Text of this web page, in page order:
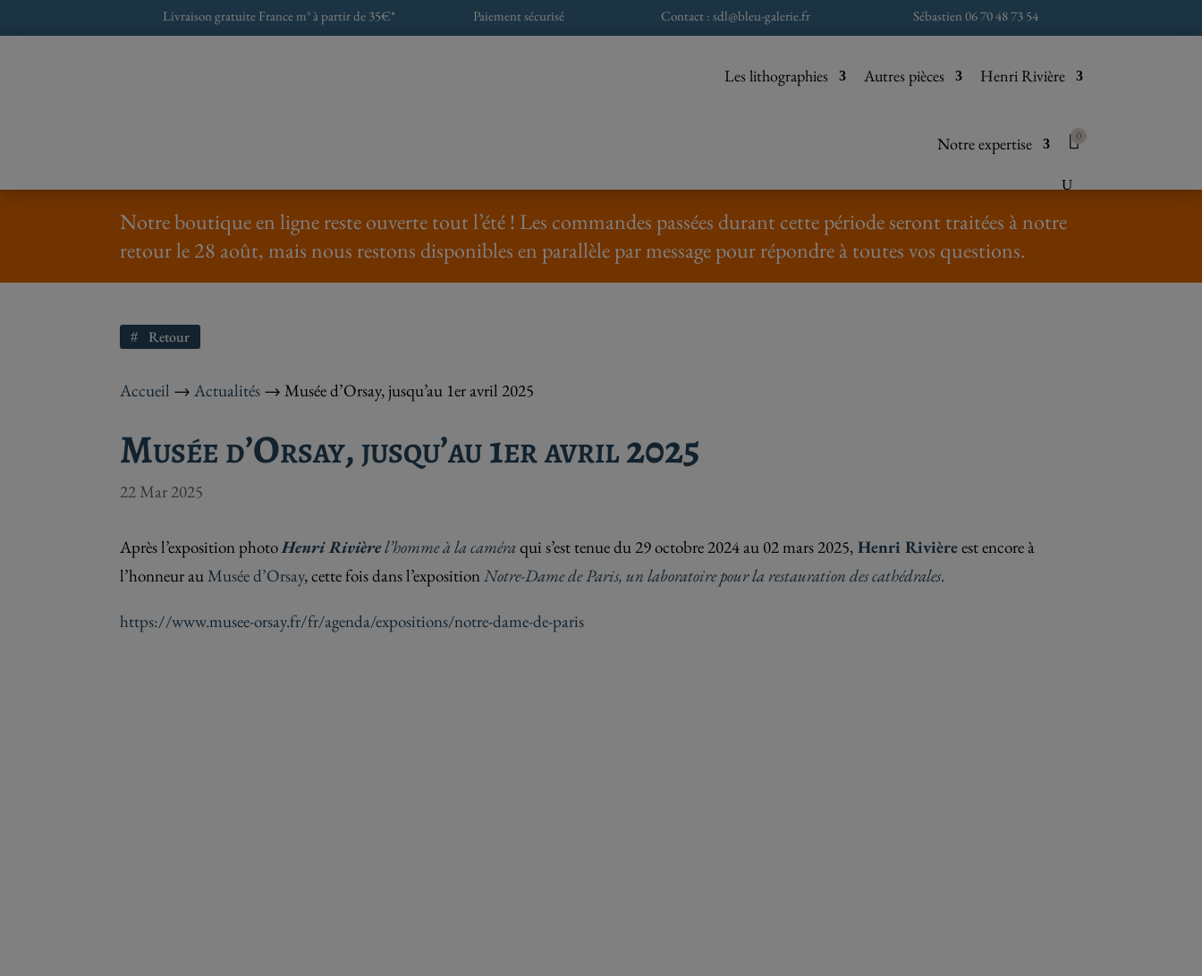
Livraison gratuite France m° à partir de 35€* Paiement sécurisé Contact : sdl@bleu-galerie.fr Sébastien 06 70 48 73 54
Les lithographies Autres pièces Henri Rivière
Notre expertise 0
Notre boutique en ligne reste ouverte tout l’été ! Les commandes passées durant cette période seront traitées à notre
retour le 28 août, mais nous restons disponibles en parallèle par message pour répondre à toutes vos questions.
Retour
Accueil →Actualités →Musée d’Orsay, jusqu’au 1er avril 2025
Musée d’Orsay, jusqu’au 1er avril 2025
22 Mar 2025
Après l’exposition photoHenri Rivièrel’homme à la caméra qui s’est tenue du 29 octobre 2024 au 02 mars 2025, Henri Rivièreest encore à
l’honneur auMusée d’Orsay, cette fois dans l’expositionNotre-Dame de Paris, un laboratoire pour la restauration des cathédrales.
https://www.musee-orsay.fr/fr/agenda/expositions/notre-dame-de-paris